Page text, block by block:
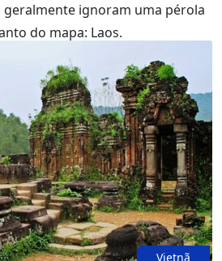
geralmente ignoram uma pérola
do mapa: Laos.
Vietnã